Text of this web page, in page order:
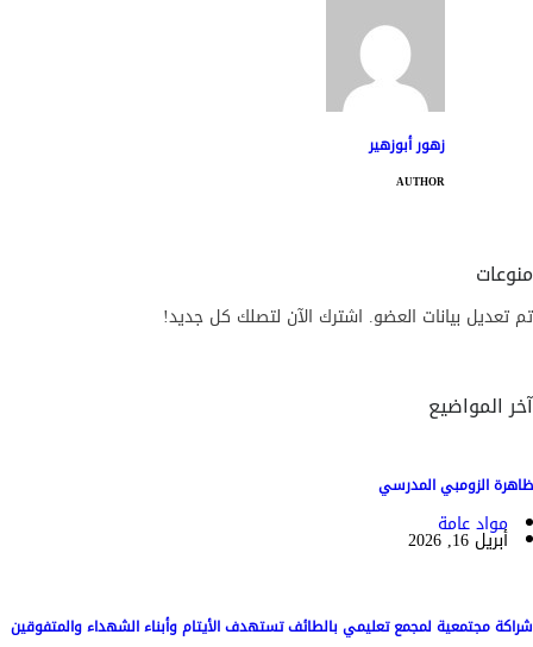
زهور أبوزهير
AUTHOR
منوعات
تم تعديل بيانات العضو. اشترك الآن لتصلك كل جديد!
آخر المواضيع
ظاهرة الزومبي المدرسي
مواد عامة
أبريل 16, 2026
شراكة مجتمعية لمجمع تعليمي بالطائف تستهدف الأيتام وأبناء الشهداء والمتفوقين